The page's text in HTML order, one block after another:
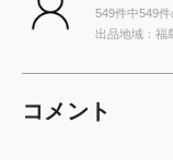
549件中549
出品地域：福
コメント